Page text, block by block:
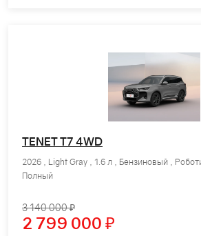
TENET T7 4WD
2026 , Light Gray , 1.6 л , Бензиновый ,
Полный
3 140 000 ₽
2 799 000 ₽